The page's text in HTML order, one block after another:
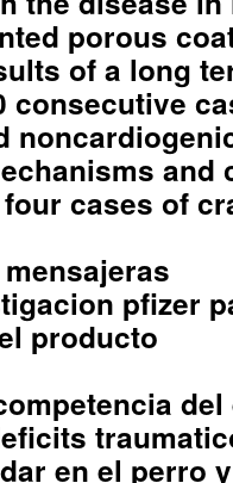
porous
of a long
consecutive
and
cases of
pfizer
producto
en el perro